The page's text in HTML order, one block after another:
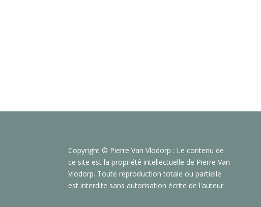
Copyright © Pierre Van Vlodorp : Le contenu de
ce site est la propriété intellectuelle de Pierre Van
Vlodorp. Toute reproduction totale ou partielle
est interdite sans autorisation écrite de l'auteur.